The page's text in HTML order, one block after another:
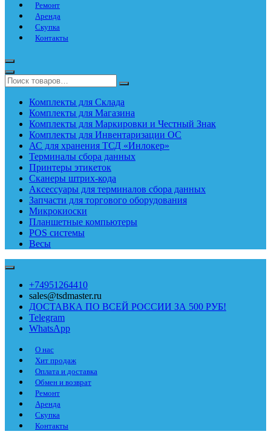
Ремонт
Аренда
Скупка
Контакты
Комплекты для Склада
Комплекты для Магазина
Комплекты для Маркировки и Честный Знак
Комплекты для Инвентаризации ОС
АС для хранения ТСД «Инлокер»
Терминалы сбора данных
Принтеры этикеток
Сканеры штрих-кода
Аксессуары для терминалов сбора данных
Запчасти для торгового оборудования
Микрокиоски
Планшетные компьютеры
POS системы
Весы
+74951264410
sales@tsdmaster.ru
ДОСТАВКА ПО ВСЕЙ РОССИИ ЗА 500 РУБ!
Telegram
WhatsApp
О нас
Хит продаж
Оплата и доставка
Обмен и возврат
Ремонт
Аренда
Скупка
Контакты